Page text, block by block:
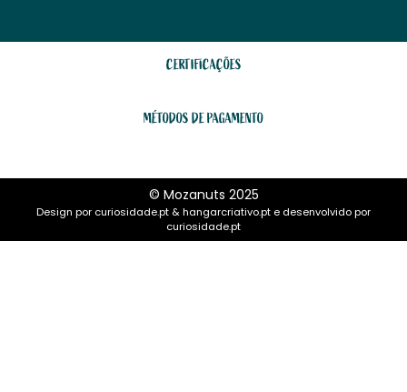
CERTIFICAÇÕES
MÉTODOS DE PAGAMENTO
© Mozanuts 2025
Design por curiosidade.pt &hangarcriativo.pt e desenvolvido por
curiosidade.pt